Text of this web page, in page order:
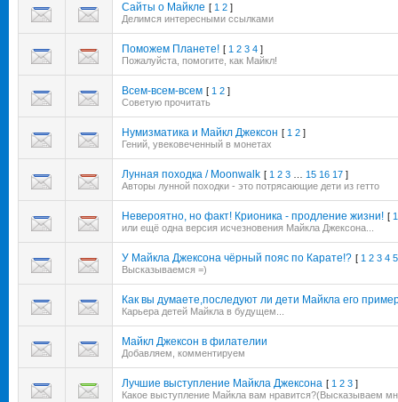
Сайты о Майкле [ 1 2 ]
Делимся интересными ссылками
Поможем Планете! [ 1 2 3 4 ]
Пожалуйста, помогите, как Майкл!
Всем-всем-всем [ 1 2 ]
Советую прочитать
Нумизматика и Майкл Джексон [ 1 2 ]
Гений, увековеченный в монетах
Лунная походка / Moonwalk [ 1 2 3 15 16 17 ]
Авторы лунной походки - это потрясающие дети из гетто
Невероятно, но факт! Крионика - продление жизни! [ 1
или ещё одна версия исчезновения Майкла Джексона...
У Майкла Джексона чёрный пояс по Карате!? [ 1 2 3 4 5
Высказываемся =)
Как вы думаете,последуют ли дети Майкла его
Карьера детей Майкла в будущем...
Майкл Джексон в филателии
Добавляем, комментируем
Лучшие выступление Майкла Джексона [ 1 2 3 ]
Какое выступление Майкла вам нравится?(Высказываем